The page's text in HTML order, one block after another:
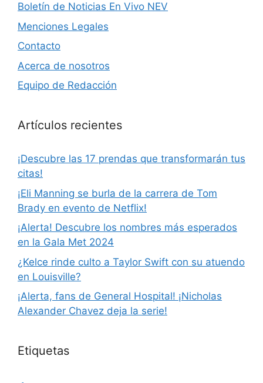
Boletín de Noticias En Vivo NEV
Menciones Legales
Contacto
Acerca de nosotros
Equipo de Redacción
Artículos recientes
¡Descubre las 17 prendas que transformarán tus
citas!
¡Eli Manning se burla de la carrera de Tom
Brady en evento de Netflix!
¡Alerta! Descubre los nombres más esperados
en la Gala Met 2024
¿Kelce rinde culto a Taylor Swift con su atuendo
en Louisville?
¡Alerta, fans de General Hospital! ¡Nicholas
Alexander Chavez deja la serie!
Etiquetas